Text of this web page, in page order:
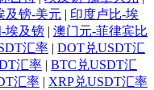
及镑-美元 | 印度卢比-埃
埃及镑 | 澳门元-菲律宾比
汇率 | DOT兑USDT汇
汇率 | BTC兑USDT汇
汇率 | XRP兑USDT汇率